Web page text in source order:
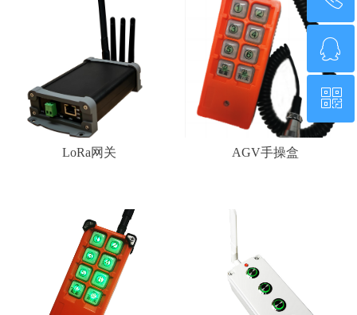
LoRa网关 AGV手操盒
0755-21014808
ꁗ
QQ客服
ꀥ